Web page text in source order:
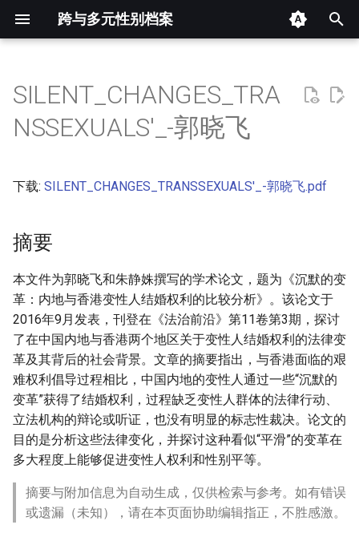
跨与多元性别档案
开
摘要
SILENT_CHANGES_TRA
NSSEXUALS'_-郭晓飞
下载: SILENT_CHANGES_TRANSSEXUALS'_-郭晓飞.pdf
摘要
本文件为郭晓飞和朱静姝撰写的学术论文，题为《沉默的变
革：内地与香港变性人结婚权利的比较分析》。该论文于
2016年9月发表，刊登在《法治前沿》第11卷第3期，探讨
了在中国内地与香港两个地区关于变性人结婚权利的法律变
革及其背后的社会背景。文章的摘要指出，与香港面临的艰
难权利倡导过程相比，中国内地的变性人通过一些“沉默的
变革”获得了结婚权利，过程缺乏变性人群体的法律行动、
立法机构的辩论或听证，也没有明显的标志性裁决。论文的
目的是分析这些法律变化，并探讨这种看似“平滑”的变革在
多大程度上能够促进变性人权利和性别平等。
摘要与附加信息为自动生成，仅供检索与参考。如有错误
或遗漏（未知），请在本页面协助编辑指正，不胜感激。